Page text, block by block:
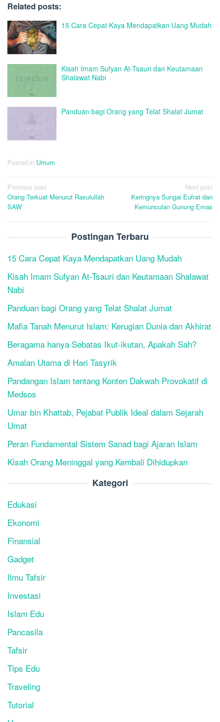
Related posts:
15 Cara Cepat Kaya Mendapatkan Uang Mudah
Kisah Imam Sufyan At-Tsauri dan Keutamaan
Shalawat Nabi
Panduan bagi Orang yang Telat Shalat Jumat
Posted in Umum
Post
navigation
Previous post
Orang Terkuat Menurut Rasulullah
SAW
Next post
Keringnya Sungai Eufrat dan
Kemunculan Gunung Emas
Postingan Terbaru
15 Cara Cepat Kaya Mendapatkan Uang Mudah
Kisah Imam Sufyan At-Tsauri dan Keutamaan Shalawat
Nabi
Panduan bagi Orang yang Telat Shalat Jumat
Mafia Tanah Menurut Islam: Kerugian Dunia dan Akhirat
Beragama hanya Sebatas Ikut-ikutan, Apakah Sah?
Amalan Utama di Hari Tasyrik
Pandangan Islam tentang Konten Dakwah Provokatif di
Medsos
Umar bin Khattab, Pejabat Publik Ideal dalam Sejarah
Umat
Peran Fundamental Sistem Sanad bagi Ajaran Islam
Kisah Orang Meninggal yang Kembali Dihidupkan
Kategori
Edukasi
Ekonomi
Finansial
Gadget
Ilmu Tafsir
Investasi
Islam Edu
Pancasila
Tafsir
Tips Edu
Traveling
Tutorial